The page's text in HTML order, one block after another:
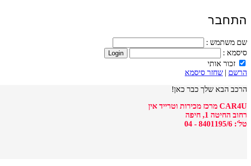
התחבר
שם משתמש :
סיסמא :
זכור אותי
הרשם | שחזר סיסמא
הרכב הבא שלך כבר כאן!
CAR4U מרכז מכירות וטרייד אין
רחוב החיטה 1, חיפה
טל': 8401195/6 - 04